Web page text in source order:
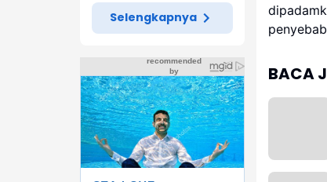
Selengkapnya
BACA